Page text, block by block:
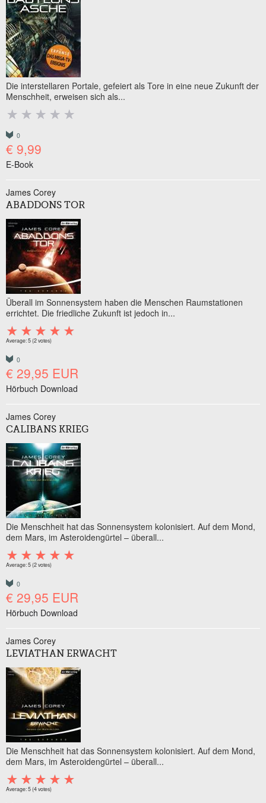
Die interstellaren Portale, gefeiert als Tore in eine neue Zukunft der
Menschheit, erweisen sich als...
0
€ 9,99
E-Book
James Corey
ABADDONS TOR
Überall im Sonnensystem haben die Menschen Raumstationen
errichtet. Die friedliche Zukunft ist jedoch in...
Average:5(2votes)
0
€ 29,95 EUR
Hörbuch Download
James Corey
CALIBANS KRIEG
Die Menschheit hat das Sonnensystem kolonisiert. Auf dem Mond,
dem Mars, im Asteroidengürtel – überall...
Average:5(2votes)
0
€ 29,95 EUR
Hörbuch Download
James Corey
LEVIATHAN ERWACHT
Die Menschheit hat das Sonnensystem kolonisiert. Auf dem Mond,
dem Mars, im Asteroidengürtel – überall...
Average:5(4votes)